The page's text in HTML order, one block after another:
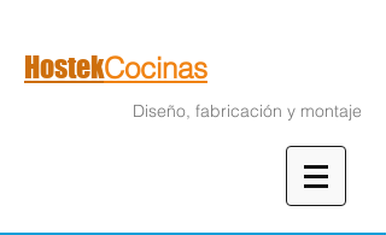
HostekCocinas
Diseño, fabricación y montaje